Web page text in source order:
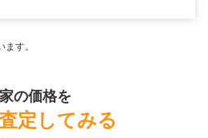
す。
の価格を
定してみる